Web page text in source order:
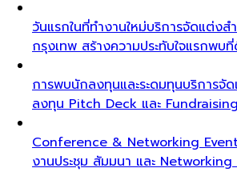
วันแรกในที่ทำงานใหม่บริการจัดแต่งส
กรุงเทพ สร้างความประทับใจแรกพบ
การพบนักลงทุนและระดมทุนบริการจั
ลงทุน Pitch Deck และ
Conference & Networking
งานประชุม สัมมนา และ Networking